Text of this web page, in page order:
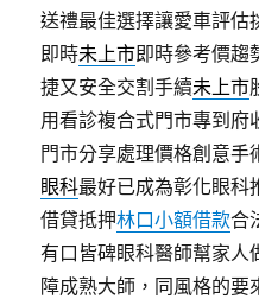
送禮最佳選擇讓愛車評估
即時未上市即時參考價趨
捷又安全交割手續未上市
用看診複合式門市專到府
門市分享處理價格創意
眼科最好已成為彰化眼科
借貸抵押林口小額借款合
有口皆碑眼科醫師幫家人
障成熟大師，同風格的要